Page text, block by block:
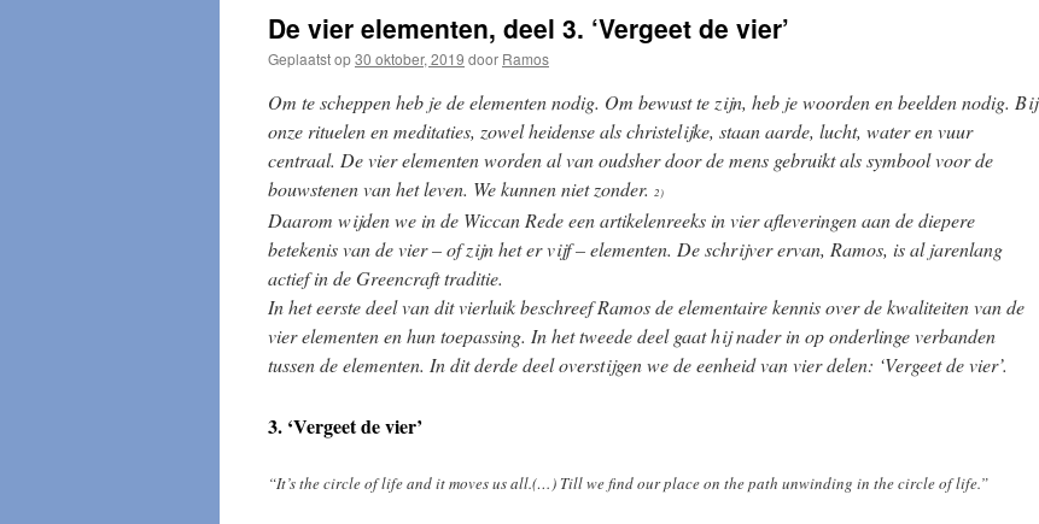
De vier elementen, deel 3. ‘Vergeet de vier’
Geplaatst op30 oktober, 2019 door Ramos
Om te scheppen heb je de elementen nodig. Om bewust te zijn, heb je woorden en beelden nodig. Bij
onze rituelen en meditaties, zowel heidense als christelijke, staan aarde, lucht, water en vuur
centraal. De vier elementen worden al van oudsher door de mens gebruikt als symbool voor de
bouwstenen van het leven. We kunnen niet zonder. 2)
Daarom wijden we in de Wiccan Rede een artikelenreeks in vier afleveringen aan de diepere
betekenis van de vier – of zijn het er vijf – elementen. De schrijver ervan, Ramos, is al jarenlang
actief in de Greencraft traditie.
In het eerste deel van dit vierluik beschreef Ramos de elementaire kennis over de kwaliteiten van de
vier elementen en hun toepassing. In het tweede deel gaat hij nader in op onderlinge verbanden
tussen de elementen. In dit derde deel overstijgen we de eenheid van vier delen: ‘Vergeet de vier’.
3. ‘Vergeet de vier’
“It’s the circle of life and it moves us all.(…) Till we find our place on the path unwinding in the circle of life.”